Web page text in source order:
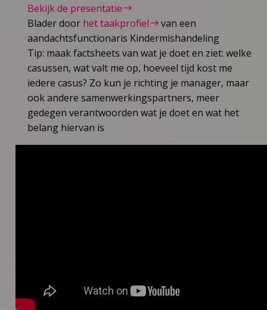
Bekijk de presentatie
Blader door het taakprofiel
van een
aandachtsfunctionaris Kindermishandeling
Tip: maak factsheets van wat je doet en ziet: welke
casussen, wat valt me op, hoeveel tijd kost me
iedere casus? Zo kun je richting je manager, maar
ook andere samenwerkingspartners, meer
gedegen verantwoorden wat je doet en wat het
belang hiervan is